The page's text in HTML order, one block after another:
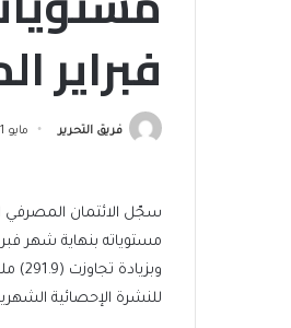
فبراير
فريق التحرير مايو 11, 2026
سجّل الائتمان المصرفي
للنشرة الإحصائية